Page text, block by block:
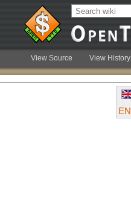
View Source View History
EN